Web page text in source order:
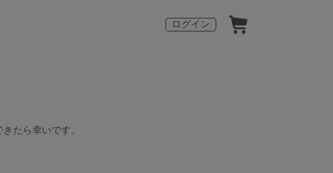
ログイン
たら幸いです。